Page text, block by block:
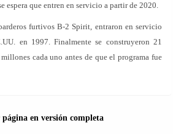
espera que entren en servicio a partir de 2020.
furtivos B-2 Spirit, entraron en servicio
en 1997. Finalmente se construyeron 21
cada uno antes de que el programa fue
en versión completa